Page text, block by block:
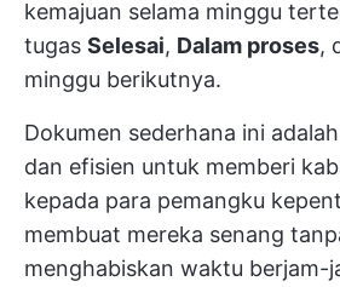
kemajuan selama minggu
tugas Selesai, Dalam proses,
minggu berikutnya.
Dokumen sederhana ini
dan efisien untuk memberi
kepada para pemangku
membuat mereka senang
menghabiskan waktu berjam-